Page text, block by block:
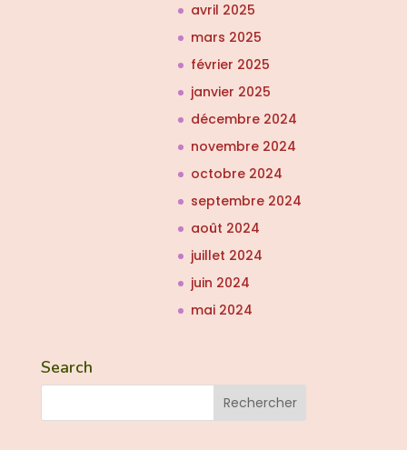
avril 2025
mars 2025
février 2025
janvier 2025
décembre 2024
novembre 2024
octobre 2024
septembre 2024
août 2024
juillet 2024
juin 2024
mai 2024
Search